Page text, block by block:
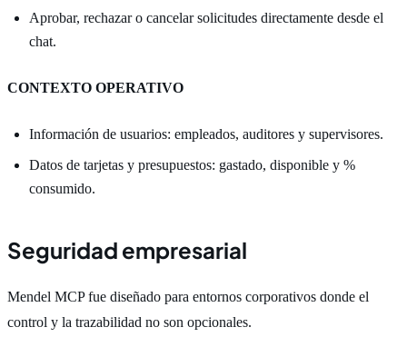
Aprobar, rechazar o cancelar solicitudes directamente desde el
chat.
CONTEXTO OPERATIVO
Información de usuarios: empleados, auditores y supervisores.
Datos de tarjetas y presupuestos: gastado, disponible y %
consumido.
Seguridad empresarial
Mendel MCP fue diseñado para entornos corporativos donde el
control y la trazabilidad no son opcionales.